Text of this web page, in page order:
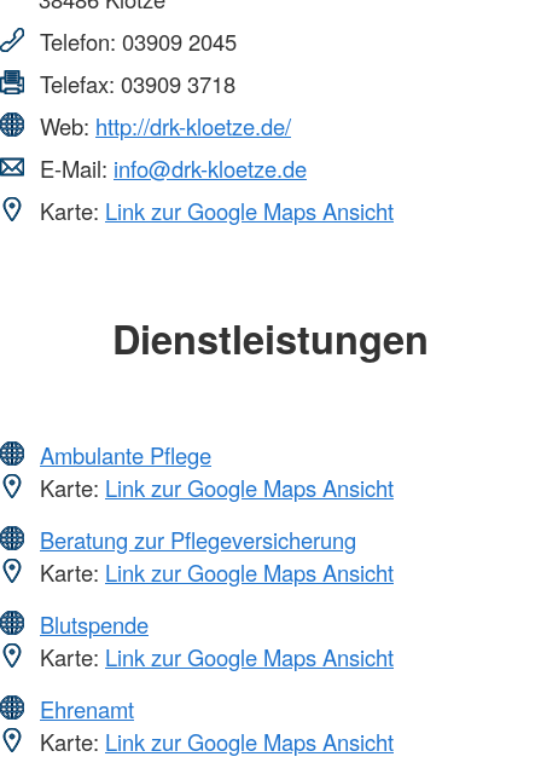
Telefon: 03909 2045
Telefax: 03909 3718
Web: http://drk-kloetze.de/
E-Mail: info@drk-kloetze.de
Karte: Link zur Google Maps Ansicht
Dienstleistungen
Ambulante Pflege
Karte: Link zur Google Maps Ansicht
Beratung zur Pflegeversicherung
Karte: Link zur Google Maps Ansicht
Blutspende
Karte: Link zur Google Maps Ansicht
Ehrenamt
Karte: Link zur Google Maps Ansicht